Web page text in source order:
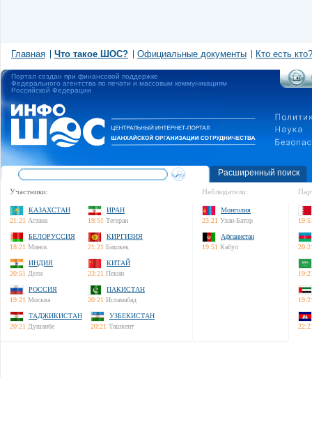
Главная Что такое ШОС? Официальные документы Кто есть кто?
Портал создан при финансовой поддержке
Федерального агентства по печати и массовым коммуникациям
Российской Федерации
Расширенный поиск
Участники:
КАЗАХСТАН
21:21 Астана
ИРАН
19:51 Тегеран
БЕЛОРУССИЯ
18:21 Минск
КИРГИЗИЯ
21:21 Бишкек
ИНДИЯ
20:51 Дели
КИТАЙ
23:21 Пекин
РОССИЯ
19:21 Москва
ПАКИСТАН
20:21 Исламабад
ТАДЖИКИСТАН
20:21 Душанбе
УЗБЕКИСТАН
20:21 Ташкент
Наблюдатели:
Монголия
23:21 Улан-Батор
Афганистан
19:51 Кабул